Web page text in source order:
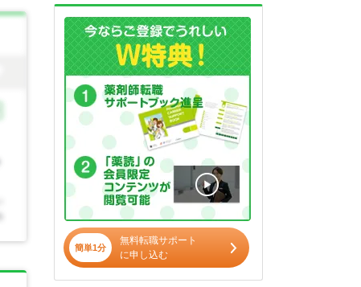
簡単1分
無料転職サポート
に申し込む